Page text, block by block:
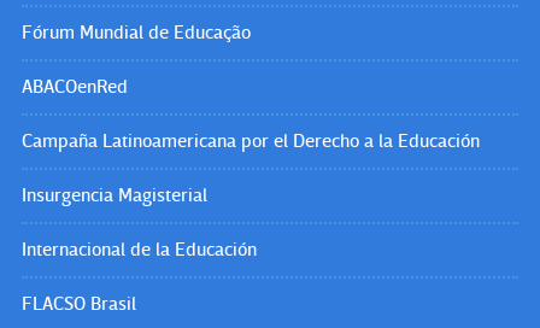
Fórum Mundial de Educação
ABACOenRed
Campaña Latinoamericana por el Derecho a la Educación
Insurgencia Magisterial
Internacional de la Educación
FLACSO Brasil